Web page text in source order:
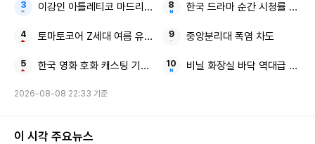
이강인 아틀레티코 마드리드 감독님과 구단
토마토코어 Z세대 여름 유통가
한국 영화 호화 캐스팅 기대감
한국 드라마 순간 시청률 MBC
중앙분리대 폭염 차도
비닐 화장실 바닥 역대급 꼼수
2026-08-08 22:33 기준
이 시각 주요뉴스